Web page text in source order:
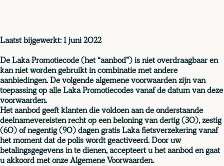
Laatst bijgewerkt: 1 juni 2022
De Laka Promotiecode (het “aanbod”) is niet overdraagbaar en
kan niet worden gebruikt in combinatie met andere
aanbiedingen. De volgende algemene voorwaarden zijn van
toepassing op alle Laka Promotiecodes vanaf de datum van deze
voorwaarden.
Het aanbod geeft klanten die voldoen aan de onderstaande
deelnamevereisten recht op een beloning van dertig (30), zestig
(60) of negentig (90) dagen gratis Laka fietsverzekering vanaf
het moment dat de polis wordt geactiveerd. Door uw
betalingsgegevens in te dienen, accepteert u het aanbod en gaat
u akkoord met onze Algemene Voorwaarden.